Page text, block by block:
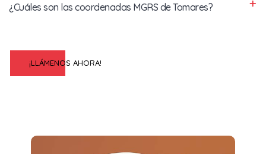
¿Cuáles son las coordenadas MGRS de Tomares?
¡LLÁMENOS AHORA!